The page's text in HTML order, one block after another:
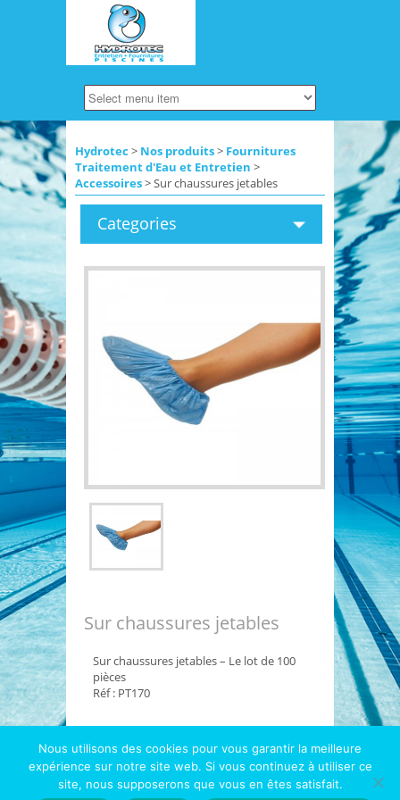
Hydrotec > Nos produits> Fournitures
Traitement d'Eau et Entretien >
Accessoires> Sur chaussures jetables
Categories
Sur chaussures jetables
Sur chaussures jetables – Le lot de 100
pièces
Réf : PT170
Copyright © 2026 Hydrotec - Le spécialiste 1000
piscines et diatomées |Mentions légales|
Nous utilisons des cookies pour vous garantir la meilleure
expérience sur notre site web. Si vous continuez à utiliser ce
site, nous supposerons que vous en êtes satisfait.